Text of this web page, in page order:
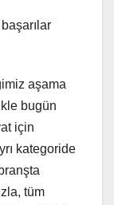
aşama
bugün
için
kategoride
tüm